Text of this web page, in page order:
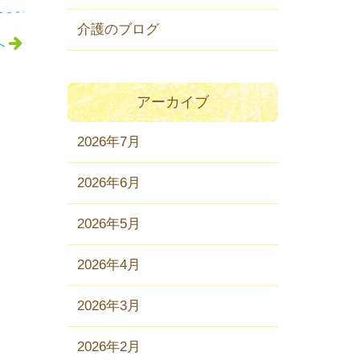
介護のブログ
アーカイブ
2026年7月
2026年6月
2026年5月
2026年4月
2026年3月
2026年2月